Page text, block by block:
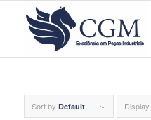
Sort by Default Display